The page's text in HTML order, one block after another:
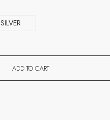
SILVER
ADD TO CART